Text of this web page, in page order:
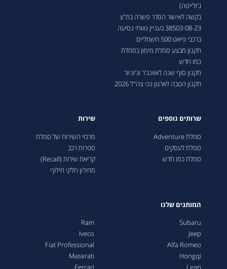
ג'ולייטה)
בקשה לאישור הסדר פשרה בת"צ
38503-08-23 בעניין טווחי נסיעה
ברכבי פיאט 500 חשמליים
תקנון מבצע סמלת מימון בסמלת
כמו חדש
תקנון סוף שנה לאוונג'ר וג'וניור
תקנון הטבה לארגון נכי צה"ל 2026
שרותים נוספים
סמלת Adventure
סמלת לעסקים
סמלת כמו חדש
שירות
מרכזי השירות של סמלת
ספרות רכב
קריאת שירות (Recall)
מחירון חלקי חילוף
המותגים שלנו
Subaru
Jeep
Alfa Romeo
Hongqi
Ram
Iveco
Fiat Professional
Maserati